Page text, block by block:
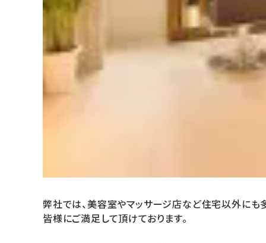
弊社では、美容室やマッサージ店など住宅以外にも
皆様にご満足して頂けております。